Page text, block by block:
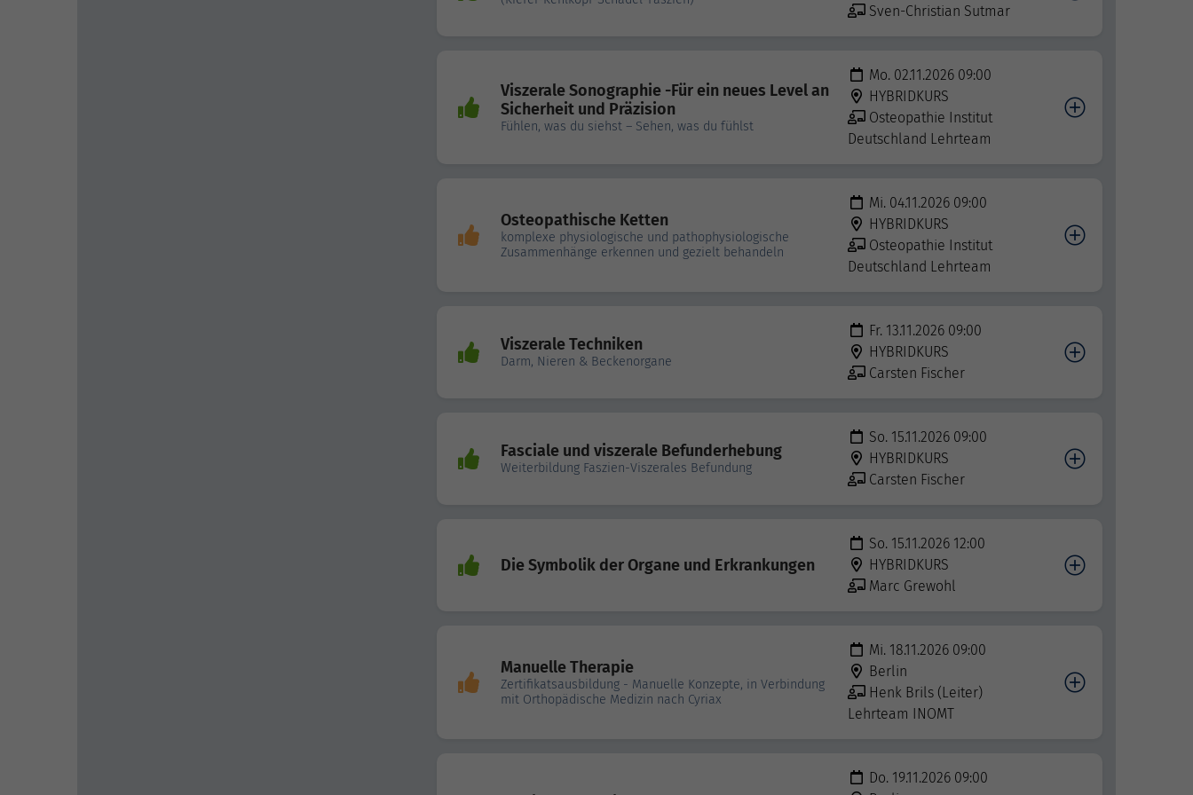
Sven-Christian Sutmar
Viszerale Sonographie -Für ein neues Level an
Sicherheit und Präzision
Fühlen, was du siehst – Sehen, was du fühlst
Mo. 02.11.2026 09:00
HYBRIDKURS
Osteopathie Institut
Deutschland Lehrteam
Osteopathische Ketten
komplexe physiologische und pathophysiologische
Zusammenhänge erkennen und gezielt behandeln
Mi. 04.11.2026 09:00
HYBRIDKURS
Osteopathie Institut
Deutschland Lehrteam
Viszerale Techniken
Darm, Nieren & Beckenorgane
Fr. 13.11.2026 09:00
HYBRIDKURS
Carsten Fischer
Fasciale und viszerale Befunderhebung
Weiterbildung Faszien-Viszerales Befundung
So. 15.11.2026 09:00
HYBRIDKURS
Carsten Fischer
Die Symbolik der Organe und Erkrankungen
So. 15.11.2026 12:00
HYBRIDKURS
Marc Grewohl
Manuelle Therapie
Zertifikatsausbildung - Manuelle Konzepte, in Verbindung
mit Orthopädische Medizin nach Cyriax
Mi. 18.11.2026 09:00
Berlin
Henk Brils (Leiter)
Lehrteam INOMT
Do. 19.11.2026 09:00